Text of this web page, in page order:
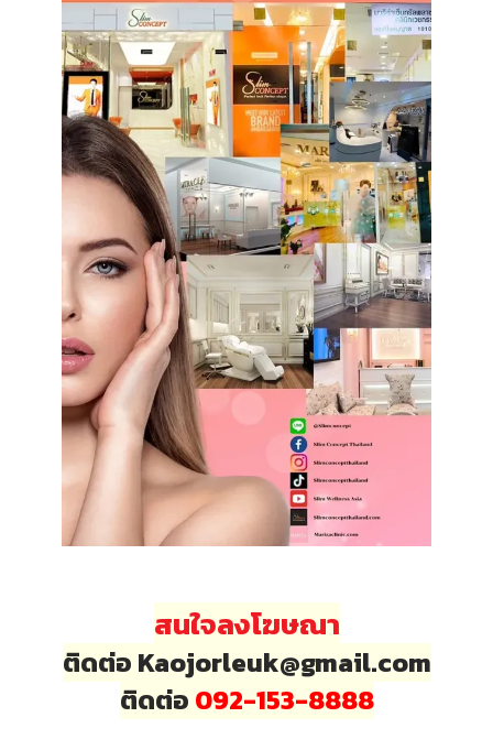
สนใจลงโฆษณา
ติดต่อ Kaojorleuk@gmail.com
ติดต่อ 092-153-8888